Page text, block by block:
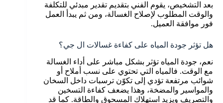
بعد التشخيص، يقوم الفني بتقديم تقدير مبدئي للتكلفة
والوقت المطلوب لإصلاح الغسالة، ومن ثم يبدأ العمل
فور موافقة العميل.
هل تؤثر جودة المياه على كفاءة غسالات ال جي؟
نعم، جودة المياه تؤثر بشكل مباشر على أداء الغسالة
مع الوقت. فالمياه التي تحتوي على نسب أملاح أو
شوائب مرتفعة تؤدي إلى تكوّن ترسبات داخل السخان
والمواسير والمضخة، وهذا يضعف كفاءة التسخين
والتصريف ويزيد استهلاك المسحوق والطاقة. كما قد